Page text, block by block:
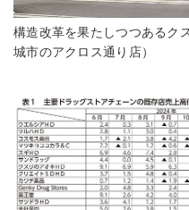
構造改革を果たしつつあるク
城市のアクロス通り店）